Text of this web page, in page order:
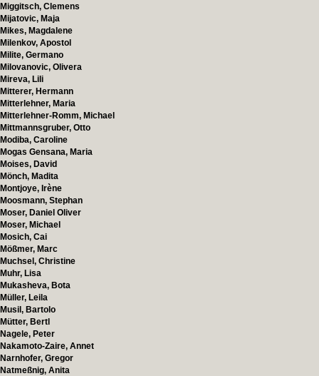
Miggitsch, Clemens
Mijatovic, Maja
Mikes, Magdalene
Milenkov, Apostol
Milite, Germano
Milovanovic, Olivera
Mireva, Lili
Mitterer, Hermann
Mitterlehner, Maria
Mitterlehner-Romm, Michael
Mittmannsgruber, Otto
Modiba, Caroline
Mogas Gensana, Maria
Moises, David
Mönch, Madita
Montjoye, Irène
Moosmann, Stephan
Moser, Daniel Oliver
Moser, Michael
Mosich, Cai
Mößmer, Marc
Muchsel, Christine
Muhr, Lisa
Mukasheva, Bota
Müller, Leila
Musil, Bartolo
Mütter, Bertl
Nagele, Peter
Nakamoto-Zaire, Annet
Narnhofer, Gregor
Natmeßnig, Anita